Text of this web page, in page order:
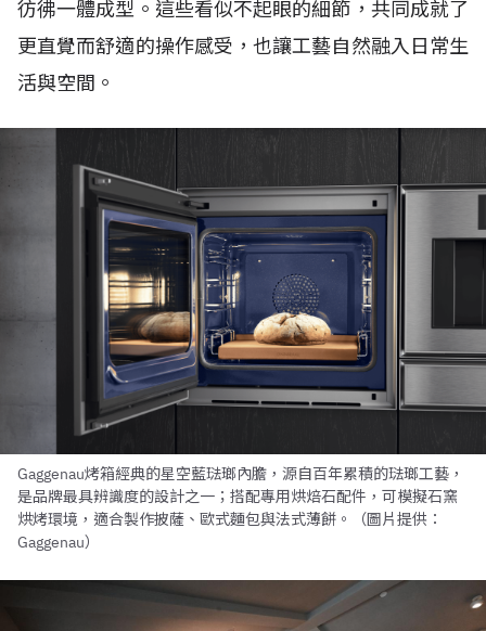
彷彿一體成型。這些看似不起眼的細節，共同成就了
更直覺而舒適的操作感受，也讓工藝自然融入日常生
活與空間。
Gaggenau烤箱經典的星空藍琺瑯內膽，源自百年累積的琺瑯工藝，
是品牌最具辨識度的設計之一；搭配專用烘焙石配件，可模擬石窯
烘烤環境，適合製作披薩、歐式麵包與法式薄餅。（圖片提供：
Gaggenau）